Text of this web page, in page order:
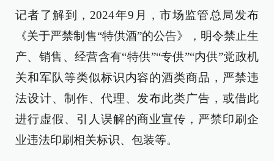
记者了解到，2024年9月，市场监管总局发布
《关于严禁制售“特供酒”的公告》，明令禁止生
产、销售、经营含有“特供”“专供”“内供”党政机
关和军队等类似标识内容的酒类商品，严禁违
法设计、制作、代理、发布此类广告，或借此
进行虚假、引人误解的商业宣传，严禁印刷企
业违法印刷相关标识、包装等。